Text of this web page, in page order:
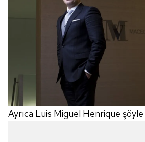
Ayrıca Luis Miguel Henrique